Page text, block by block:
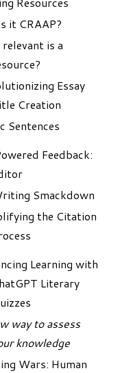
it CRAAP?
is a
Essay
Creation
Sentences
Feedback:
Smackdown
the Citation
Learning with
Literary
way to assess
knowledge
Wars: Human